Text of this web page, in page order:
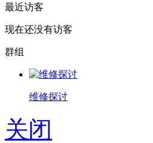
最近访客
现在还没有访客
群组
维修探讨
关闭